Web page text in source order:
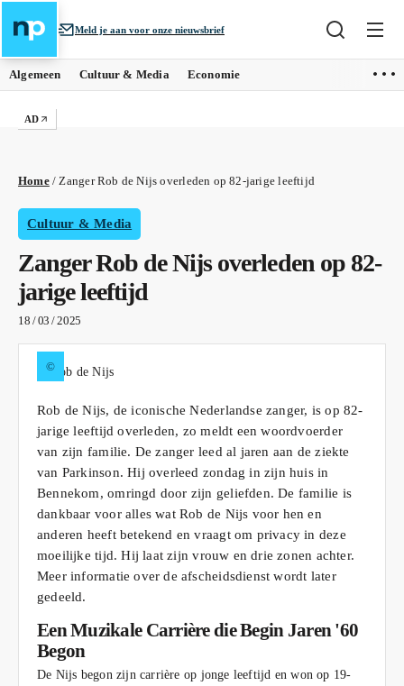
Meld je aan voor onze nieuwsbrief
Algemeen Cultuur & Media Economie
AD
Home/Zanger Rob de Nijs overleden op 82-jarige leeftijd
Cultuur & Media
Zanger Rob de Nijs overleden op 82-
jarige leeftijd
18 / 03 / 2025
©
Rob de Nijs, de iconische Nederlandse zanger, is op 82-
jarige leeftijd overleden, zo meldt een woordvoerder
van zijn familie. De zanger leed al jaren aan de ziekte
van Parkinson. Hij overleed zondag in zijn huis in
Bennekom, omringd door zijn geliefden. De familie is
dankbaar voor alles wat Rob de Nijs voor hen en
anderen heeft betekend en vraagt om privacy in deze
moeilijke tijd. Hij laat zijn vrouw en drie zonen achter.
Meer informatie over de afscheidsdienst wordt later
gedeeld.
Een Muzikale Carrière die Begin Jaren '60
Begon
De Nijs begon zijn carrière op jonge leeftijd en won op 19-